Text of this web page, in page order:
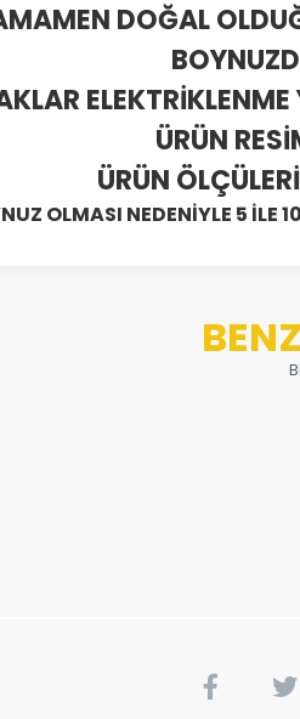
DOĞAL
ÜRÜN
ÜRÜN
OLMASI NEDENİYLE 5